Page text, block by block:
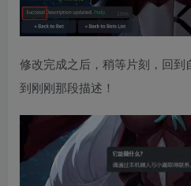
修改完成之后，稍等片刻，回
到刚刚那段描述！